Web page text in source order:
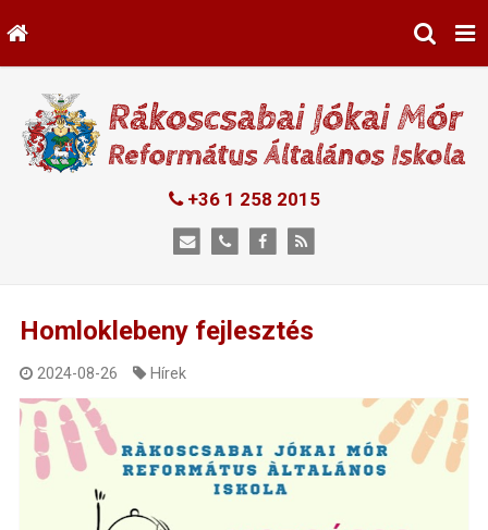
+36 1 258 2015
Homloklebeny fejlesztés
2024-08-26 Hírek